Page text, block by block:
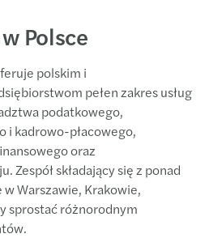
Polsce
polskim i
pełen zakres usług
podatkowego,
i kadrowo-płacowego,
oraz
Zespół składający się z ponad
Warszawie, Krakowie,
sprostać różnorodnym